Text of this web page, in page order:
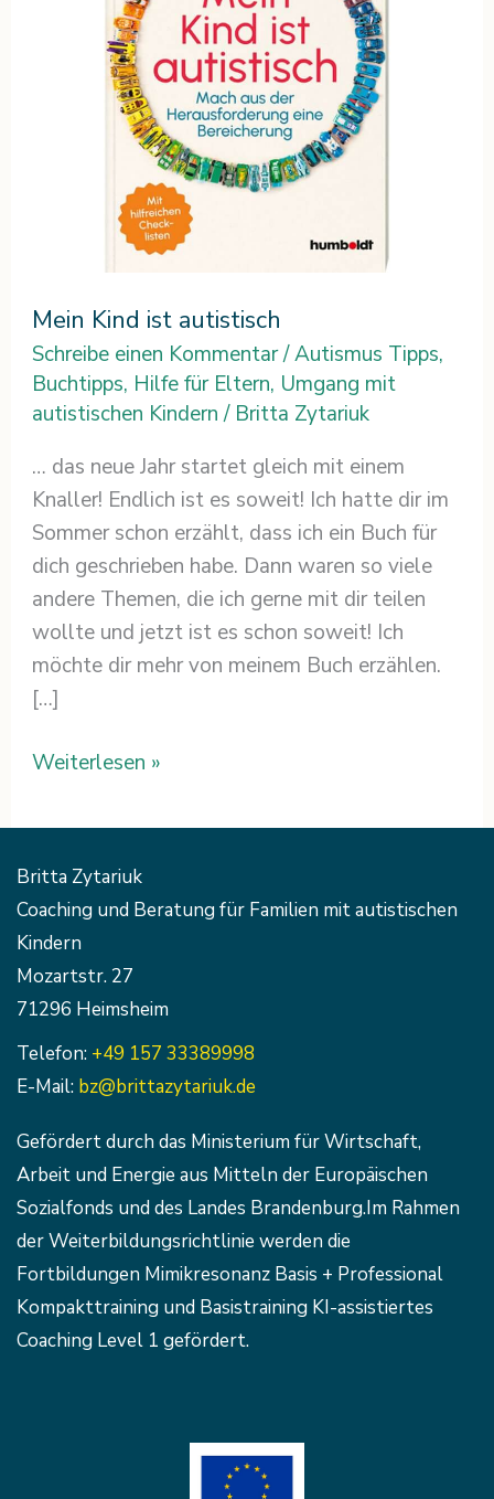
Mein Kind ist autistisch
Schreibe einen Kommentar/Autismus Tipps,
Buchtipps, Hilfe für Eltern, Umgang mit
autistischen Kindern/ Britta Zytariuk
… das neue Jahr startet gleich mit einem
Knaller! Endlich ist es soweit! Ich hatte dir im
Sommer schon erzählt, dass ich ein Buch für
dich geschrieben habe. Dann waren so viele
andere Themen, die ich gerne mit dir teilen
wollte und jetzt ist es schon soweit! Ich
möchte dir mehr von meinem Buch erzählen.
[…]
Weiterlesen »
Britta Zytariuk
Coaching und Beratung für Familien mit autistischen
Kindern
Mozartstr. 27
71296 Heimsheim
Telefon: +49 157 33389998
E-Mail: bz@brittazytariuk.de
Gefördert durch das Ministerium für Wirtschaft,
Arbeit und Energie aus Mitteln der Europäischen
Sozialfonds und des Landes Brandenburg.Im Rahmen
der Weiterbildungsrichtlinie werden die
Fortbildungen Mimikresonanz Basis + Professional
Kompakttraining und Basistraining KI-assistiertes
Coaching Level 1 gefördert.